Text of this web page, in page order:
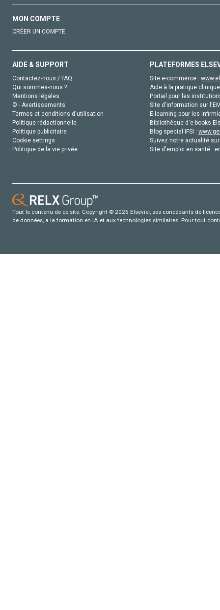
MON COMPTE
CRÉER UN COMPTE
AIDE & SUPPORT
Contactez-nous / FAQ
Qui sommes-nous ?
Mentions légales
© - Avertissements
Termes et conditions d'utilisation
Politique rédactionnelle
Politique publicitaire
Cookie settings
Politique de la vie privée
PLATEFORMES
Site e-commerce :
Aide à la pratique
Portail pour les
Site d'information sur
E-learning pour les
Bibliothèque d'e-books
Blog special IFSI :
Suivez notre actualité
Site d'emploi en santé :
Tout le contenu de ce site: Copyright © 2026 Elsevier, ses concédants de
de données, a la formation en IA et aux technologies similaires. Pour tout